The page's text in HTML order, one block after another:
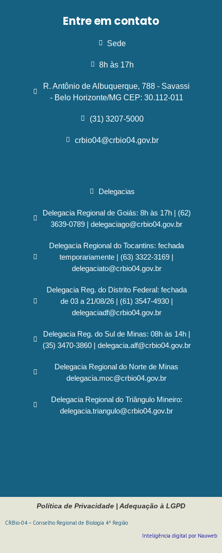
Entre em contato
Sede
8h às 17h
R. Antônio de Albuquerque, 788 - Savassi
- Belo Horizonte/MG CEP: 30.112-011
(31) 3207-5000
crbio04@crbio04.gov.br
Delegacias
Delegacia Regional de Goiás: 8h às 17h | (62)
3639-0789 | delegaciago@crbio04.gov.br
Delegacia Regional do Tocantins: fechada
temporariamente | (63) 3322-3169 |
delegaciato@crbio04.gov.br
Delegacia Reg. do Distrito Federal: fechada
de 03 a 21/08/26 | (61) 3547-4930 |
delegaciadf@crbio04.gov.br
Delegacia Reg. do Sul de Minas: 08h às 14h |
(35) 3470-3860 | delegacia.alf@crbio04.gov.br
Delegacia Regional do Norte de Minas
delegacia.moc@crbio04.gov.br
Delegacia Regional do Triângulo Mineiro:
delegacia.triangulo@crbio04.gov.br
Política de Privacidade | Adequação à LGPD
CRBio-04 – Conselho Regional de Biologia 4ª Região
Inteligência digital por Nauweb